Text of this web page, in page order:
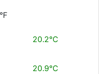
20.2°C
20.9°C